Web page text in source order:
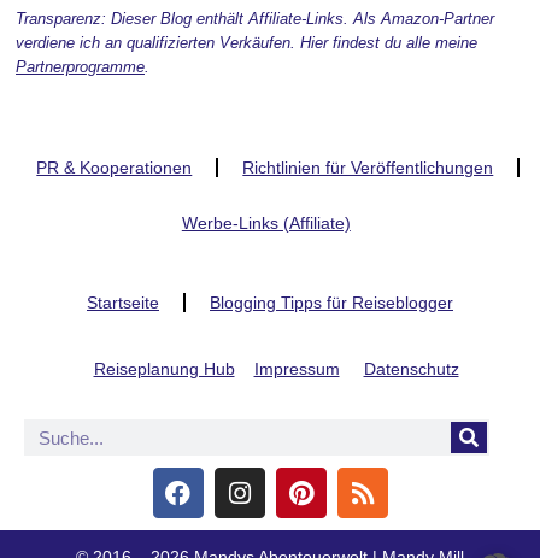
Transparenz: Dieser Blog enthält Affiliate-Links. Als Amazon-Partner
verdiene ich an qualifizierten Verkäufen. Hier findest du alle meine
Partnerprogramme.
PR & Kooperationen Richtlinien für Veröffentlichungen
Werbe-Links (Affiliate)
Startseite Blogging Tipps für Reiseblogger
Reiseplanung Hub Impressum Datenschutz